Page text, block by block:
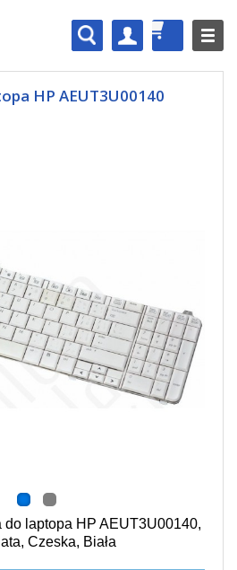
HP AEUT3U00140
laptopa HP AEUT3U00140,
Czeska, Biała